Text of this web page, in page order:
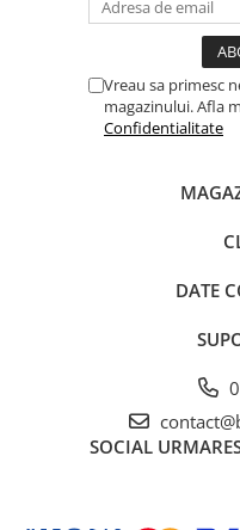
Vreau sa primesc
magazinului. Afla
Confidentialitate
DATE
SOCIAL